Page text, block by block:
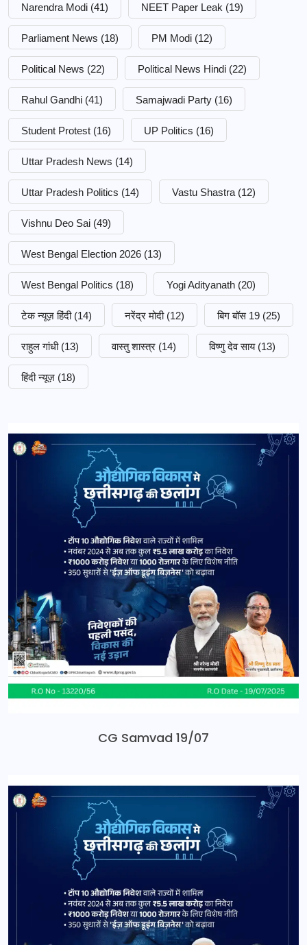
Narendra Modi (41) NEET Paper Leak (19)
Parliament News (18) PM Modi (12)
Political News (22) Political News Hindi (22)
Rahul Gandhi (41) Samajwadi Party (16)
Student Protest (16) UP Politics (16)
Uttar Pradesh News (14)
Uttar Pradesh Politics (14) Vastu Shastra (12)
Vishnu Deo Sai (49)
West Bengal Election 2026 (13)
West Bengal Politics (18) Yogi Adityanath (20)
टेक न्यूज़ हिंदी (14) नरेंद्र मोदी (12) बिग बॉस 19 (25)
राहुल गांधी (13) वास्तु शास्त्र (14) विष्णु देव साय (13)
हिंदी न्यूज़ (18)
CG Samvad 19/07